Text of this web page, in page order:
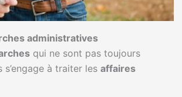
administratives
qui ne sont pas toujours
à traiter les affaires